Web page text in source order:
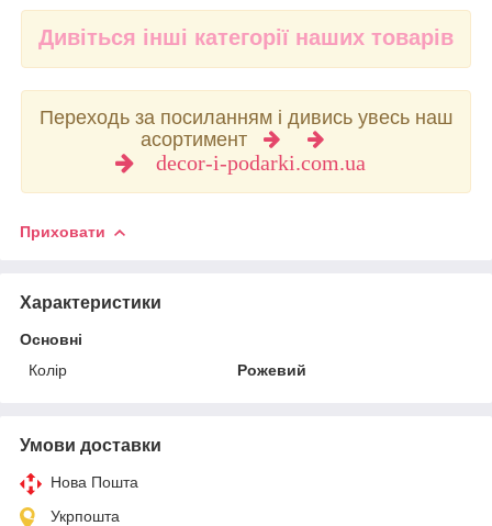
Переходь за посиланням і дивись увесь наш
асортимент
decor-i-podarki.com.ua
Дивіться інші категорії наших товарів
Приховати
Характеристики
Основні
Колір
Рожевий
Умови доставки
Нова Пошта
Укрпошта